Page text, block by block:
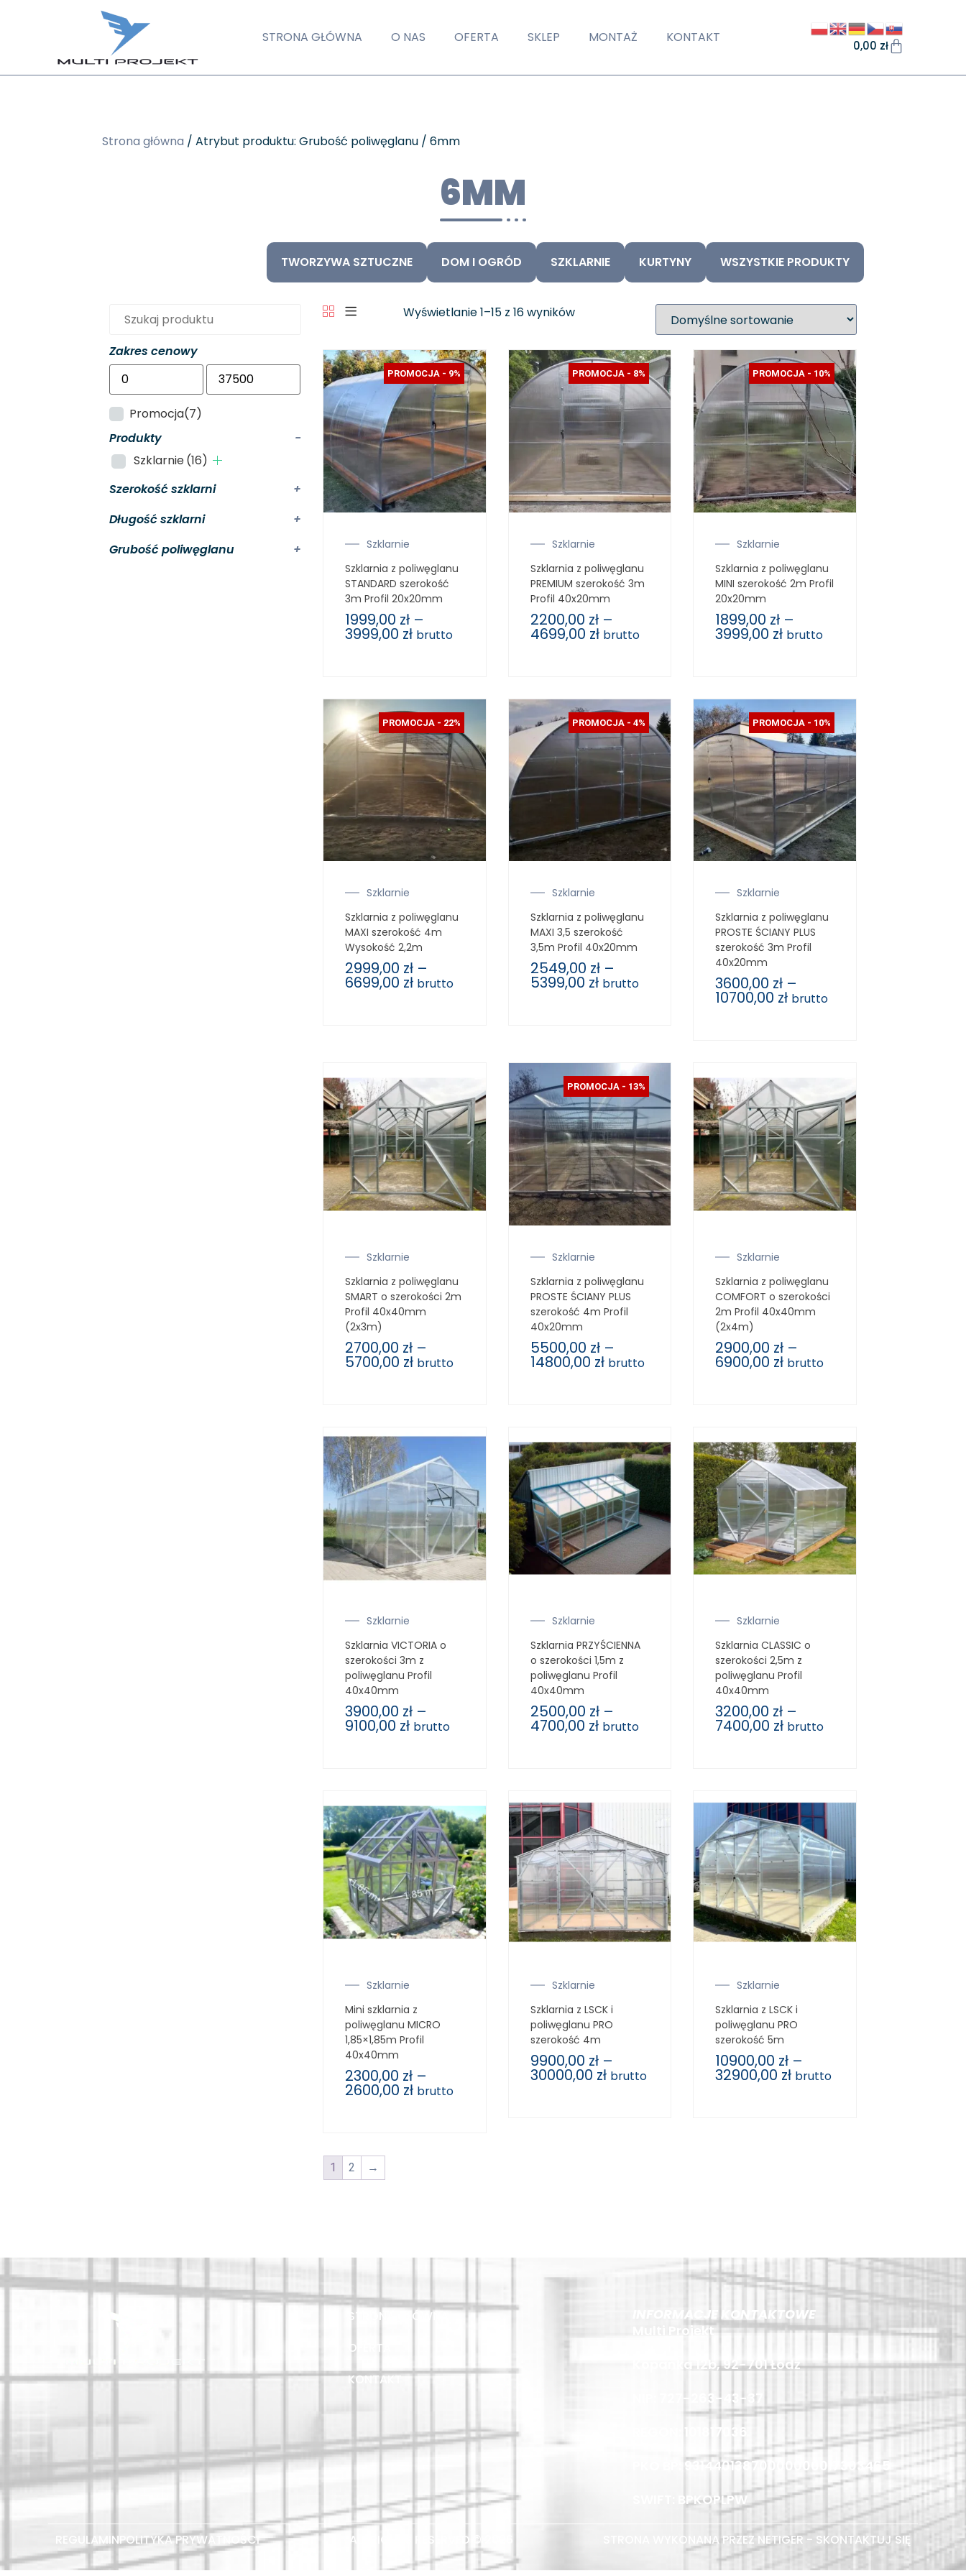
STRONA GŁÓWNA O NAS OFERTA SKLEP MONTAŻ KONTAKT
0,00 zł
Strona główna / Atrybut produktu: Grubość poliwęglanu / 6mm
6MM
TWORZYWA SZTUCZNE DOM I OGRÓD SZKLARNIE KURTYNY WSZYSTKIE PRODUKTY
Zakres cenowy
Promocja(7)
Produkty
-
Szklarnie(16)
Szerokość szklarni
+
Długość szklarni
+
Grubość poliwęglanu
+
Wyświetlanie 1–15 z 16 wyników
PROMOCJA - 9%
Szklarnie
Szklarnia z poliwęglanu
STANDARD szerokość
3m Profil 20x20mm
1999,00 zł –
3999,00 zł brutto
PROMOCJA - 8%
Szklarnie
Szklarnia z poliwęglanu
PREMIUM szerokość 3m
Profil 40x20mm
2200,00 zł –
4699,00 zł brutto
PROMOCJA - 10%
Szklarnie
Szklarnia z poliwęglanu
MINI szerokość 2m Profil
20x20mm
1899,00 zł –
3999,00 zł brutto
PROMOCJA - 22%
Szklarnie
Szklarnia z poliwęglanu
MAXI szerokość 4m
Wysokość 2,2m
2999,00 zł –
6699,00 zł brutto
PROMOCJA - 4%
Szklarnie
Szklarnia z poliwęglanu
MAXI 3,5 szerokość
3,5m Profil 40x20mm
2549,00 zł –
5399,00 zł brutto
PROMOCJA - 10%
Szklarnie
Szklarnia z poliwęglanu
PROSTE ŚCIANY PLUS
szerokość 3m Profil
40x20mm
3600,00 zł –
10700,00 zł brutto
Szklarnie
Szklarnia z poliwęglanu
SMART o szerokości 2m
Profil 40x40mm
(2x3m)
2700,00 zł –
5700,00 zł brutto
PROMOCJA - 13%
Szklarnie
Szklarnia z poliwęglanu
PROSTE ŚCIANY PLUS
szerokość 4m Profil
40x20mm
5500,00 zł –
14800,00 zł brutto
Szklarnie
Szklarnia z poliwęglanu
COMFORT o szerokości
2m Profil 40x40mm
(2x4m)
2900,00 zł –
6900,00 zł brutto
Szklarnie
Szklarnia VICTORIA o
szerokości 3m z
poliwęglanu Profil
40x40mm
3900,00 zł –
9100,00 zł brutto
Szklarnie
Szklarnia PRZYŚCIENNA
o szerokości 1,5m z
poliwęglanu Profil
40x40mm
2500,00 zł –
4700,00 zł brutto
Szklarnie
Szklarnia CLASSIC o
szerokości 2,5m z
poliwęglanu Profil
40x40mm
3200,00 zł –
7400,00 zł brutto
Szklarnie
Mini szklarnia z
poliwęglanu MICRO
1,85×1,85m Profil
40x40mm
2300,00 zł –
2600,00 zł brutto
Szklarnie
Szklarnia z LSCK i
poliwęglanu PRO
szerokość 4m
9900,00 zł –
30000,00 zł brutto
Szklarnie
Szklarnia z LSCK i
poliwęglanu PRO
szerokość 5m
10900,00 zł –
32900,00 zł brutto
1 2 →
STRONA GŁÓWNA
OFERTA
KONTAKT
INFORMACJE KONTAKTOWE
Multi Projekt
Kopanka 12b, 92-701 Łódź
NIP: 727-263-43-37
REGON: 101817036
PKO BP: 93144013870000000017303465
SWIFT: BPKOPLPW
REGULAMINPOLITYKA PRYWATNOŚCI ALL RIGHTS RESERVED © 2026 STRONA WYKONANA PRZEZ NETIGER - SKONTAKTUJ SIĘ